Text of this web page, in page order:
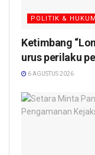
POLITIK & HUKUM
Ketimbang
urus perilaku
6 AGUSTUS 2026